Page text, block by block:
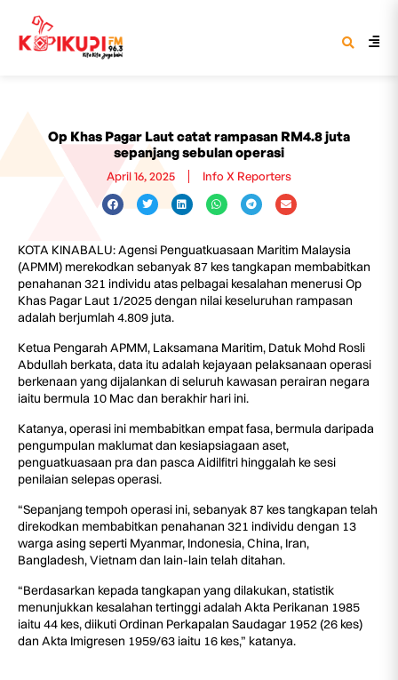
Op Khas Pagar Laut catat rampasan RM4.8 juta
sepanjang sebulan operasi
April 16, 2025 Info X Reporters
KOTA KINABALU: Agensi Penguatkuasaan Maritim Malaysia
(APMM) merekodkan sebanyak 87 kes tangkapan membabitkan
penahanan 321 individu atas pelbagai kesalahan menerusi Op
Khas Pagar Laut 1/2025 dengan nilai keseluruhan rampasan
adalah berjumlah 4.809 juta.
Ketua Pengarah APMM, Laksamana Maritim, Datuk Mohd Rosli
Abdullah berkata, data itu adalah kejayaan pelaksanaan operasi
berkenaan yang dijalankan di seluruh kawasan perairan negara
iaitu bermula 10 Mac dan berakhir hari ini.
Katanya, operasi ini membabitkan empat fasa, bermula daripada
pengumpulan maklumat dan kesiapsiagaan aset,
penguatkuasaan pra dan pasca Aidilfitri hinggalah ke sesi
penilaian selepas operasi.
“Sepanjang tempoh operasi ini, sebanyak 87 kes tangkapan telah
direkodkan membabitkan penahanan 321 individu dengan 13
warga asing seperti Myanmar, Indonesia, China, Iran,
Bangladesh, Vietnam dan lain-lain telah ditahan.
“Berdasarkan kepada tangkapan yang dilakukan, statistik
menunjukkan kesalahan tertinggi adalah Akta Perikanan 1985
iaitu 44 kes, diikuti Ordinan Perkapalan Saudagar 1952 (26 kes)
dan Akta Imigresen 1959/63 iaitu 16 kes,” katanya.